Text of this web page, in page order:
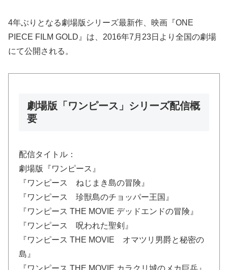
4年ぶりとなる劇場版シリーズ最新作、映画『ONE
PIECE FILM GOLD』は、2016年7月23日より全国の劇場
にて公開される。
劇場版「ワンピース」シリーズ配信概
要
配信タイトル：
劇場版『ワンピース』
『ワンピース ねじまき島の冒険』
『ワンピース 珍獣島のチョッパー王国』
『ワンピース THE MOVIE デッドエンドの冒険』
『ワンピース 呪われた聖剣』
『ワンピース THE MOVIE オマツリ男爵と秘密の
島』